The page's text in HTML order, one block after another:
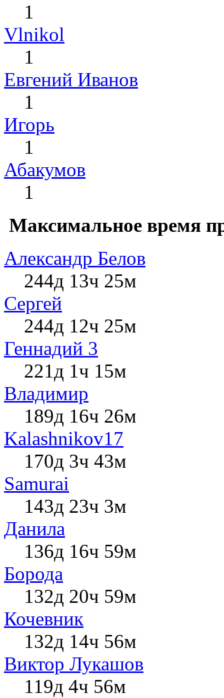
1
Vlnikol
1
Евгений Иванов
1
Игорь
1
Абакумов
1
Максимальное время
Александр Белов
244д 13ч 25м
Сергей
244д 12ч 25м
Геннадий 3
221д 1ч 15м
Влaдимир
189д 16ч 26м
Kalashnikov17
170д 3ч 43м
Samurai
143д 23ч 3м
Данила
136д 16ч 59м
Борода
132д 20ч 59м
Кочевник
132д 14ч 56м
Виктор Лукашов
119д 4ч 56м